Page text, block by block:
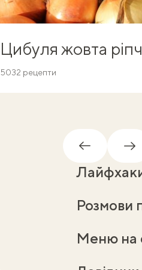
Цибуля жовта
5032 рецепти
Назад
Розмови
Меню на